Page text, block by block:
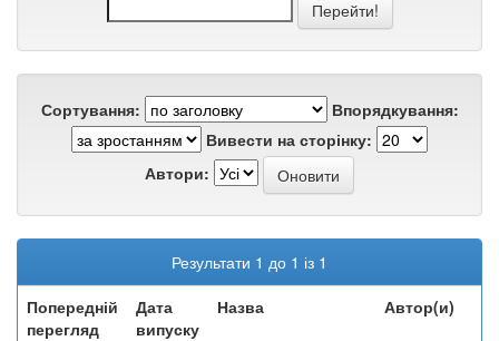
Сортування:
Впорядкування:
Вивести на сторінку:
Автори:
Результати 1 до 1 із 1
Попередній
перегляд
Дата
випуску
Назва Автор(и)